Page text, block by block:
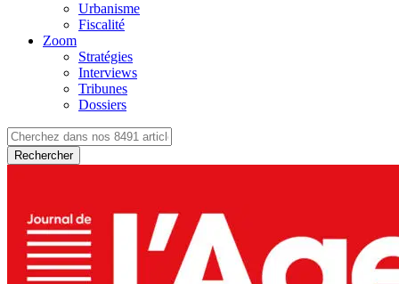
Urbanisme
Fiscalité
Zoom
Stratégies
Interviews
Tribunes
Dossiers
Rechercher